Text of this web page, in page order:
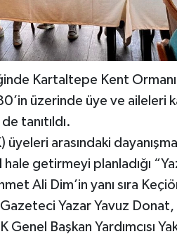
Kartaltepe Kent Ormanı
üzerinde üye ve aileleri
tanıtıldı.
arasındaki
getirmeyi planladığı
Ali Dim’in yanı sıra
Gazeteci Yazar Yavuz
Başkan Yardımcısı